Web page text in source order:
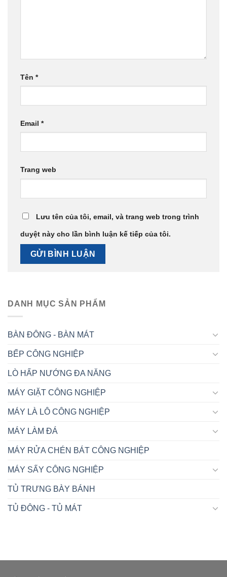
Tên *
Email *
Trang web
Lưu tên của tôi, email, và trang web trong trình
duyệt này cho lần bình luận kế tiếp của tôi.
DANH MỤC SẢN PHẨM
BÀN ĐÔNG - BÀN MÁT
BẾP CÔNG NGHIỆP
LÒ HẤP NƯỚNG ĐA NĂNG
MÁY GIẶT CÔNG NGHIỆP
MÁY LÀ LÔ CÔNG NGHIỆP
MÁY LÀM ĐÁ
MÁY RỬA CHÉN BÁT CÔNG NGHIỆP
MÁY SẤY CÔNG NGHIỆP
TỦ TRƯNG BÀY BÁNH
TỦ ĐÔNG - TỦ MÁT